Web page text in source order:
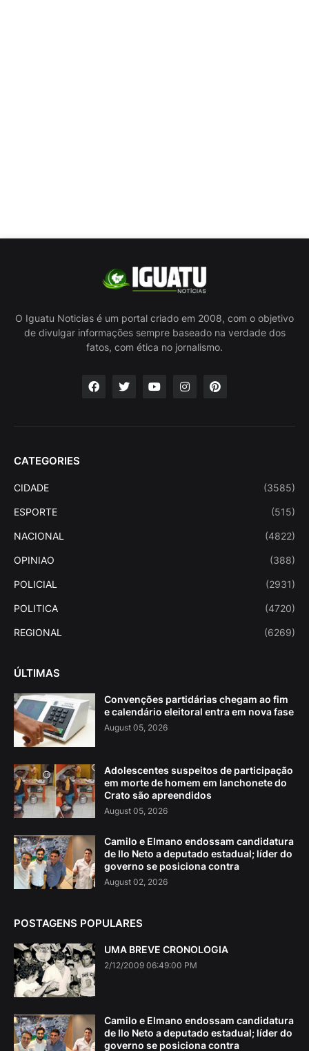
O Iguatu Noticias é um portal criado em 2008, com o objetivo
de divulgar informações sempre baseado na verdade dos
fatos, com ética no jornalismo.
CATEGORIES
CIDADE (3585)
ESPORTE (515)
NACIONAL (4822)
OPINIAO (388)
POLICIAL (2931)
POLITICA (4720)
REGIONAL (6269)
ÚLTIMAS
Convenções partidárias chegam ao fim
e calendário eleitoral entra em nova fase
August 05, 2026
Adolescentes suspeitos de participação
em morte de homem em lanchonete do
Crato são apreendidos
August 05, 2026
Camilo e Elmano endossam candidatura
de Ilo Neto a deputado estadual; líder do
governo se posiciona contra
August 02, 2026
POSTAGENS POPULARES
UMA BREVE CRONOLOGIA
2/12/2009 06:49:00 PM
Camilo e Elmano endossam candidatura
de Ilo Neto a deputado estadual; líder do
governo se posiciona contra